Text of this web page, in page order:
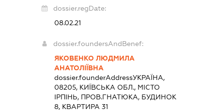
dossier.regDate:
08.02.21
dossier.foundersAndBenef:
ЯКОВЕНКО ЛЮДМИЛА
АНАТОЛІЇВНА
dossier.founderAddressУКРАЇНА,
08205, КИЇВСЬКА ОБЛ., МІСТО
ІРПІНЬ, ПРОВ.ГНАТЮКА, БУДИНОК
8, КВАРТИРА 31